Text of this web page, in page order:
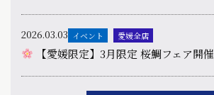
2026.03.03 イベント 愛媛全店
【愛媛限定】3月限定 桜鯛フェア開催